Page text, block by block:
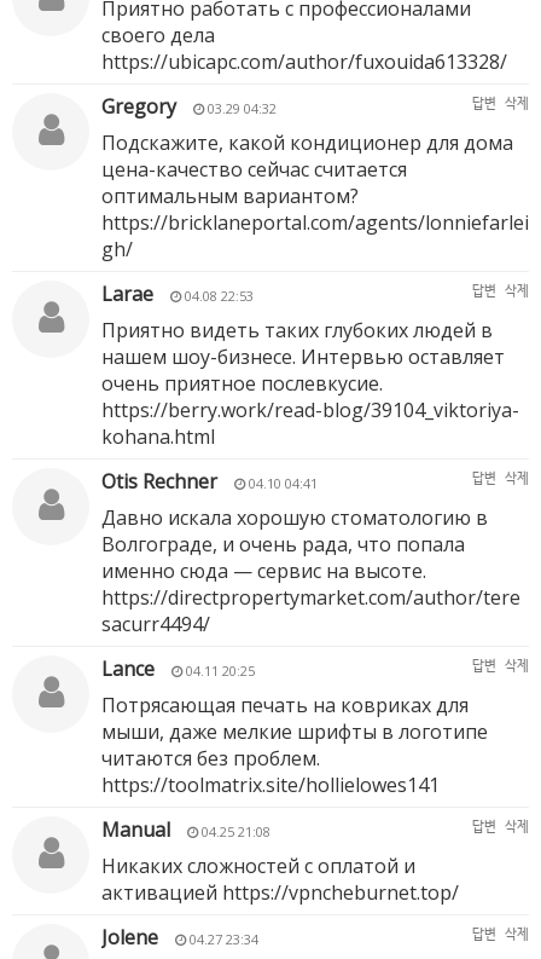
Приятно работать с профессионалами
своего дела
https://ubicapc.com/author/fuxouida613328/
Gregory
03.29 04:32 답변 삭제
Подскажите, какой кондиционер для дома
цена-качество сейчас считается
оптимальным вариантом?
https://bricklaneportal.com/agents/lonniefarlei
gh/
Larae
04.08 22:53 답변 삭제
Приятно видеть таких глубоких людей в
нашем шоу-бизнесе. Интервью оставляет
очень приятное послевкусие.
https://berry.work/read-blog/39104_viktoriya-
kohana.html
Otis Rechner
04.10 04:41 답변 삭제
Давно искала хорошую стоматологию в
Волгограде, и очень рада, что попала
именно сюда — сервис на высоте.
https://directpropertymarket.com/author/tere
sacurr4494/
Lance
04.11 20:25 답변 삭제
Потрясающая печать на ковриках для
мыши, даже мелкие шрифты в логотипе
читаются без проблем.
https://toolmatrix.site/hollielowes141
Manual
04.25 21:08 답변 삭제
Никаких сложностей с оплатой и
активацией https://vpncheburnet.top/
Jolene
04.27 23:34 답변 삭제